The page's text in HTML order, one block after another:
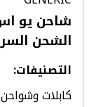
الشحن
التصنيفات:
كابلات